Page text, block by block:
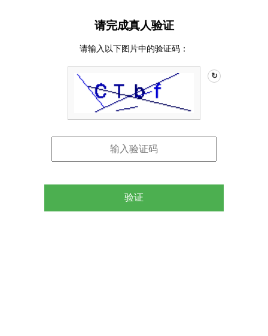
请完成真人验证
请输入以下图片中的验证码：
↻
验证